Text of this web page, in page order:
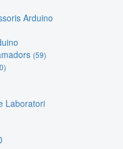
Arduino
(59)
Laboratori